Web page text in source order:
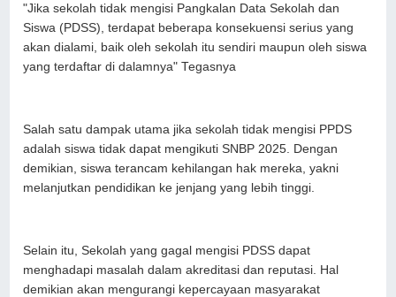
"Jika sekolah tidak mengisi Pangkalan Data Sekolah dan
Siswa (PDSS), terdapat beberapa konsekuensi serius yang
akan dialami, baik oleh sekolah itu sendiri maupun oleh siswa
yang terdaftar di dalamnya" Tegasnya
Salah satu dampak utama jika sekolah tidak mengisi PPDS
adalah siswa tidak dapat mengikuti SNBP 2025. Dengan
demikian, siswa terancam kehilangan hak mereka, yakni
melanjutkan pendidikan ke jenjang yang lebih tinggi.
Selain itu, Sekolah yang gagal mengisi PDSS dapat
menghadapi masalah dalam akreditasi dan reputasi. Hal
demikian akan mengurangi kepercayaan masyarakat